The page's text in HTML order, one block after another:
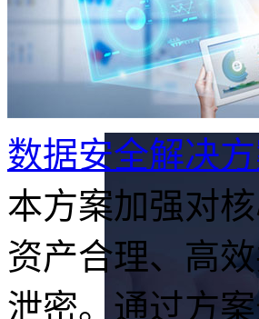
数据安全解决
本方案加强对
资产合理、高
泄密。通过方